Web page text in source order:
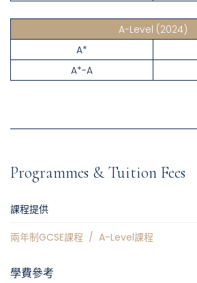
A-Level (2024)
A*
A*-A
Programmes & Tuition Fees
課程提供
兩年制GCSE課程 / A-Level課程
學費參考